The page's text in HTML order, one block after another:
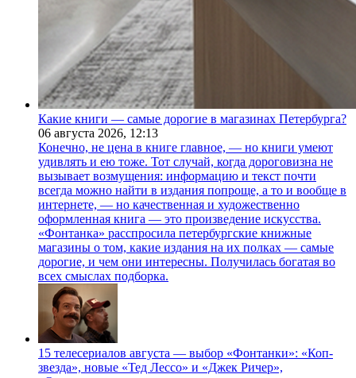
Какие книги — самые дорогие в магазинах Петербурга?
06 августа 2026, 12:13
Конечно, не цена в книге главное, — но книги умеют
удивлять и ею тоже. Тот случай, когда дороговизна не
вызывает возмущения: информацию и текст почти
всегда можно найти в издания попроще, а то и вообще в
интернете, — но качественная и художественно
оформленная книга — это произведение искусства.
«Фонтанка» расспросила петербургские книжные
магазины о том, какие издания на их полках — самые
дорогие, и чем они интересны. Получилась богатая во
всех смыслах подборка.
15 телесериалов августа — выбор «Фонтанки»: «Коп-
звезда», новые «Тед Лессо» и «Джек Ричер»,